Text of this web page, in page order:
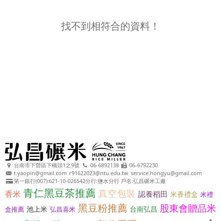
找不到相符合的資料！
台南市下營區下橋頭1之9號 06-6892138
06-6792230
t.yaopin@gmail.com r91622023@ntu.edu.tw service.hongyu@gmail.com
第一銀行(007):621-10-026542分行:鹽水分行 戶名:弘昌碾米工廠
香米 青仁黑豆茶推薦 真空包裝 認養稻田 米香禮盒 米禮
盒推薦 池上米 弘昌喜米 黑豆粉推薦 台南弘昌 股東會贈品米